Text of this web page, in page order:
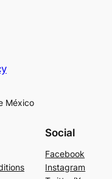
México
Social
Facebook
Instagram